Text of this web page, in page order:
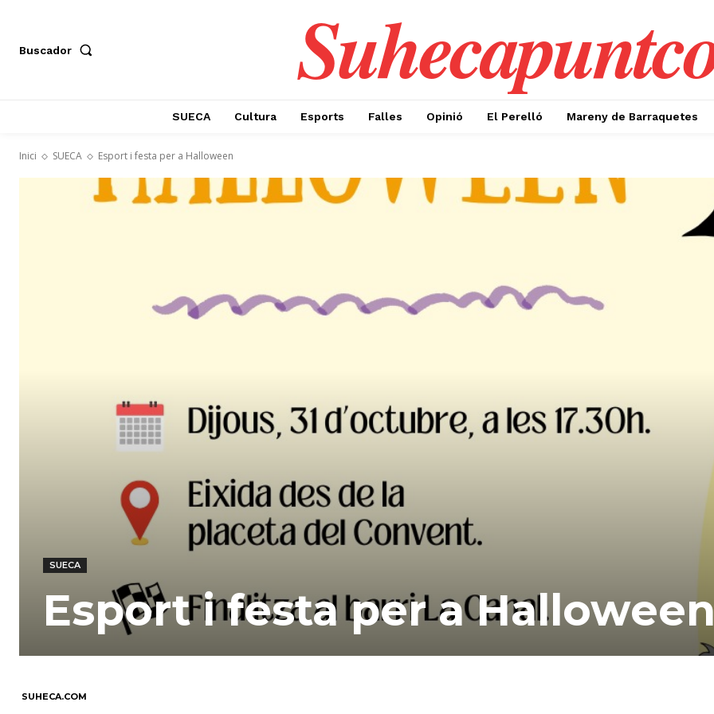
Buscador
SUECA Cultura Esports Falles Opinió El Perelló Mareny de Barraquetes
Inici SUECA Esport i festa per a Halloween
SUECA
Esport i festa per a
SUHECA.COM